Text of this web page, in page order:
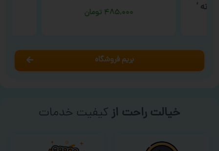
‘
۴۸۵,۰۰۰ تومان
بریم فروشگاه
خیالت راحت ازکیفیت خدمات